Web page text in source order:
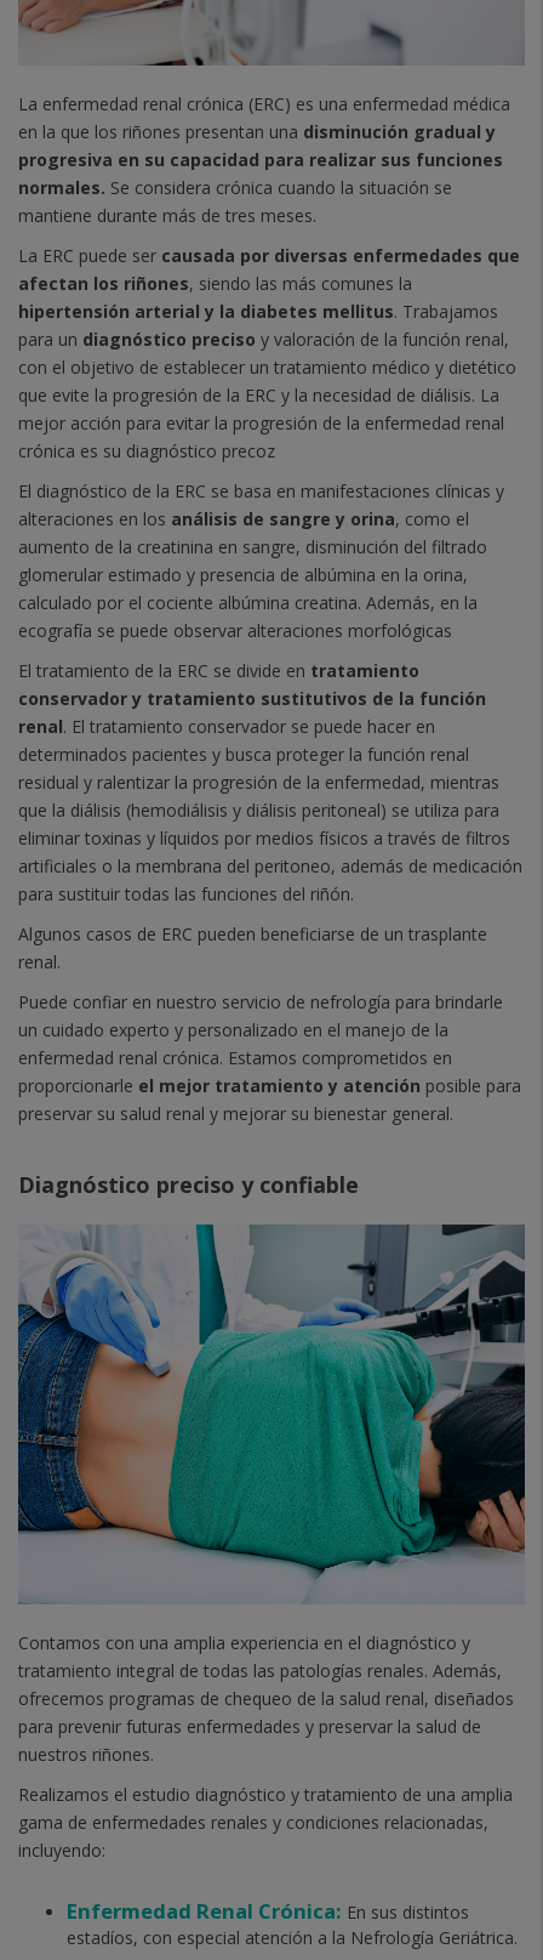
La enfermedad renal crónica (ERC) es una enfermedad médica
en la que los riñones presentan una disminución gradual y
progresiva en su capacidad para realizar sus funciones
normales. Se considera crónica cuando la situación se
mantiene durante más de tres meses.
La ERC puede ser causada por diversas enfermedades que
afectan los riñones, siendo las más comunes la
hipertensión arterial y la diabetes mellitus. Trabajamos
para un diagnóstico preciso y valoración de la función renal,
con el objetivo de establecer un tratamiento médico y dietético
que evite la progresión de la ERC y la necesidad de diálisis. La
mejor acción para evitar la progresión de la enfermedad renal
crónica es su diagnóstico precoz
El diagnóstico de la ERC se basa en manifestaciones clínicas y
alteraciones en los análisis de sangre y orina, como el
aumento de la creatinina en sangre, disminución del filtrado
glomerular estimado y presencia de albúmina en la orina,
calculado por el cociente albúmina creatina. Además, en la
ecografía se puede observar alteraciones morfológicas
El tratamiento de la ERC se divide en tratamiento
conservador y tratamiento sustitutivos de la función
renal. El tratamiento conservador se puede hacer en
determinados pacientes y busca proteger la función renal
residual y ralentizar la progresión de la enfermedad, mientras
que la diálisis (hemodiálisis y diálisis peritoneal) se utiliza para
eliminar toxinas y líquidos por medios físicos a través de filtros
artificiales o la membrana del peritoneo, además de medicación
para sustituir todas las funciones del riñón.
Algunos casos de ERC pueden beneficiarse de un trasplante
renal.
Puede confiar en nuestro servicio de nefrología para brindarle
un cuidado experto y personalizado en el manejo de la
enfermedad renal crónica. Estamos comprometidos en
proporcionarle el mejor tratamiento y atención posible para
preservar su salud renal y mejorar su bienestar general.
Diagnóstico preciso y confiable
Contamos con una amplia experiencia en el diagnóstico y
tratamiento integral de todas las patologías renales. Además,
ofrecemos programas de chequeo de la salud renal, diseñados
para prevenir futuras enfermedades y preservar la salud de
nuestros riñones.
Realizamos el estudio diagnóstico y tratamiento de una amplia
gama de enfermedades renales y condiciones relacionadas,
incluyendo:
Enfermedad Renal Crónica: En sus distintos
estadíos, con especial atención a la Nefrología Geriátrica.